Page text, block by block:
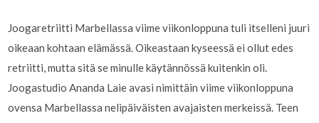
Joogaretriitti Marbellassa viime viikonloppuna tuli itselleni juuri
oikeaan kohtaan elämässä. Oikeastaan kyseessä ei ollut edes
retriitti, mutta sitä se minulle käytännössä kuitenkin oli.
Joogastudio Ananda Laie avasi nimittäin viime viikonloppuna
ovensa Marbellassa nelipäiväisten avajaisten merkeissä. Teen